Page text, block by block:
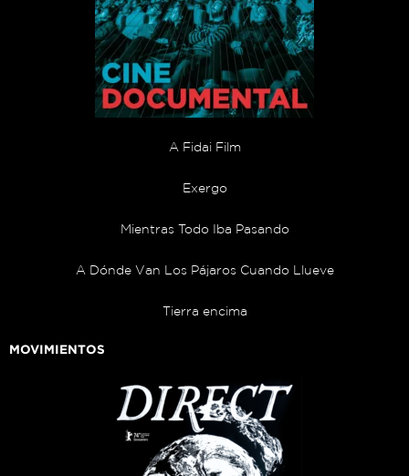
A Fidai Film
Exergo
Mientras Todo Iba Pasando
A Dónde Van Los Pájaros Cuando Llueve
Tierra encima
MOVIMIENTOS